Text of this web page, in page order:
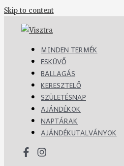
Skip to content
MINDEN TERMÉK
ESKÜVŐ
BALLAGÁS
KERESZTELŐ
SZÜLETÉSNAP
AJÁNDÉKOK
NAPTÁRAK
AJÁNDÉKUTALVÁNYOK